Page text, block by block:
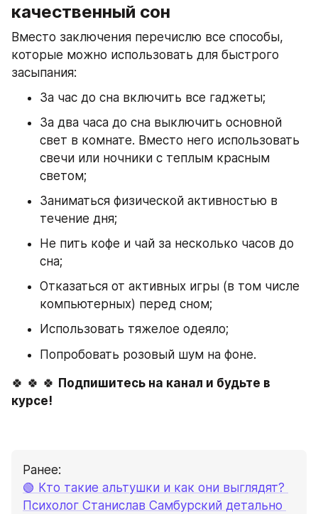
качественный сон
Вместо заключения перечислю все способы,
которые можно использовать для быстрого
засыпания:
За час до сна включить все гаджеты;
За два часа до сна выключить основной
свет в комнате. Вместо него использовать
свечи или ночники с теплым красным
светом;
Заниматься физической активностью в
течение дня;
Не пить кофе и чай за несколько часов до
сна;
Отказаться от активных игры (в том числе
компьютерных) перед сном;
Использовать тяжелое одеяло;
Попробовать розовый шум на фоне.
🍀 🍀 🍀 Подпишитесь на канал и будьте в
курсе!
Ранее:
🟢 Кто такие альтушки и как они выглядят?
Психолог Станислав Самбурский детально